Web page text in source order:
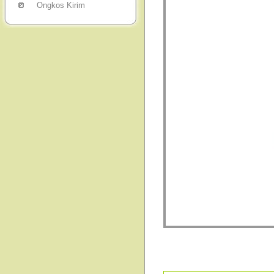
Ongkos Kirim